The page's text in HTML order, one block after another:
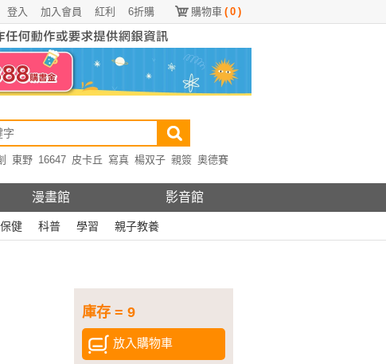
購物車 ( 0 )
6折購
紅利
加入會員
登入
東野 16647 皮卡丘 寫真 楊双子 親簽 奧德賽
漫畫館 影音館
健 科普 學習 親子教養
庫存 = 9
放入購物車